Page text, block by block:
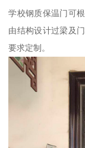
学校钢质保温门可
由结构设计过梁及
要求定制。